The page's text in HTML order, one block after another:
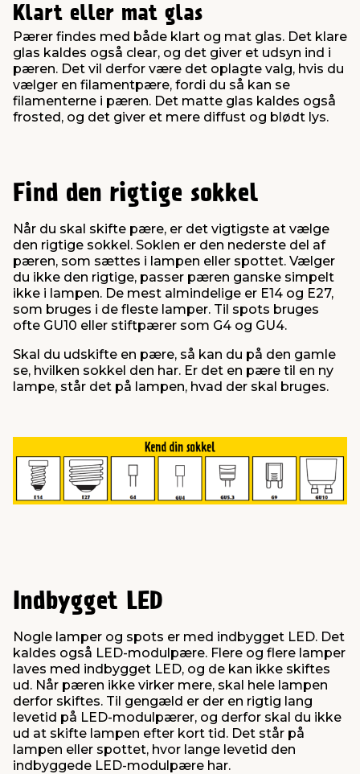
Klart eller mat glas
Pærer findes med både klart og mat glas. Det klare
glas kaldes også clear, og det giver et udsyn ind i
pæren. Det vil derfor være det oplagte valg, hvis du
vælger en filamentpære, fordi du så kan se
filamenterne i pæren. Det matte glas kaldes også
frosted, og det giver et mere diffust og blødt lys.
Find den rigtige sokkel
Når du skal skifte pære, er det vigtigste at vælge
den rigtige sokkel. Soklen er den nederste del af
pæren, som sættes i lampen eller spottet. Vælger
du ikke den rigtige, passer pæren ganske simpelt
ikke i lampen. De mest almindelige er E14 og E27,
som bruges i de fleste lamper. Til spots bruges
ofte GU10 eller stiftpærer som G4 og GU4.
Skal du udskifte en pære, så kan du på den gamle
se, hvilken sokkel den har. Er det en pære til en ny
lampe, står det på lampen, hvad der skal bruges.
Indbygget LED
Nogle lamper og spots er med indbygget LED. Det
kaldes også LED-modulpære. Flere og flere lamper
laves med indbygget LED, og de kan ikke skiftes
ud. Når pæren ikke virker mere, skal hele lampen
derfor skiftes. Til gengæld er der en rigtig lang
levetid på LED-modulpærer, og derfor skal du ikke
ud at skifte lampen efter kort tid. Det står på
lampen eller spottet, hvor lange levetid den
indbyggede LED-modulpære har.